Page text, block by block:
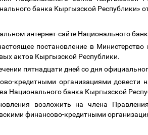
банка Кыргызской Республики»
интернет-сайте Национального
постановление в
актов Кыргызской Республики.
пятнадцати дней со дня
кредитными организациями довести
Национального банка Кыргызской
возложить на члена
финансово-кредитными